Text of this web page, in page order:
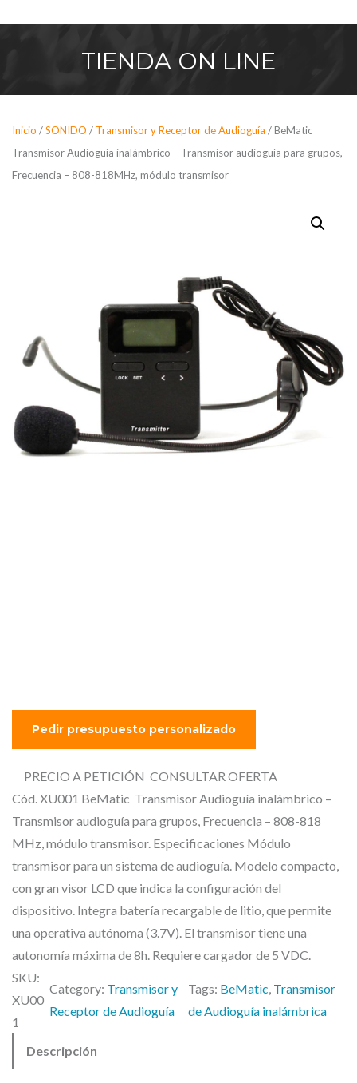
TIENDA ON LINE
Inicio /SONIDO / Transmisor y Receptor de Audioguía / BeMatic
Transmisor Audioguía inalámbrico – Transmisor audioguía para grupos,
Frecuencia – 808-818MHz, módulo transmisor
PRECIO A PETICIÓN CONSULTAR OFERTA
Cód. XU001 BeMatic Transmisor Audioguía inalámbrico –
Transmisor audioguía para grupos, Frecuencia – 808-818
MHz, módulo transmisor. Especificaciones Módulo
transmisor para un sistema de audioguía. Modelo compacto,
con gran visor LCD que indica la configuración del
dispositivo. Integra batería recargable de litio, que permite
una operativa autónoma (3.7V). El transmisor tiene una
autonomía máxima de 8h. Requiere cargador de 5 VDC.
SKU:
XU00
1
Category: Transmisor y
Receptor de Audioguía
Tags: BeMatic, Transmisor
de Audioguía inalámbrica
Descripción